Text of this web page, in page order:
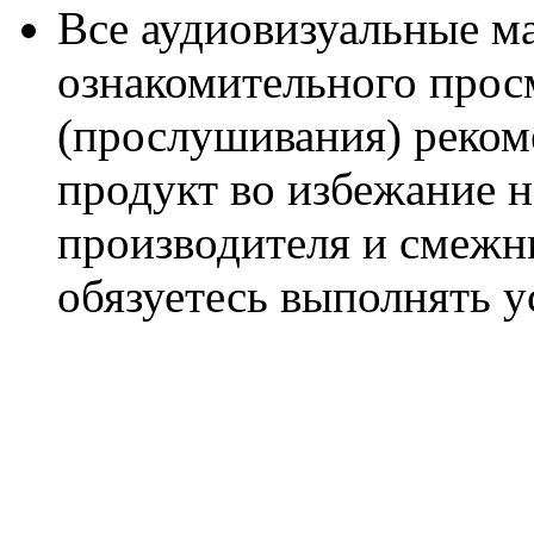
Все аудиовизуальные
ознакомительного
(прослушивания)
продукт во избежание
производителя и
обязуетесь выполнять